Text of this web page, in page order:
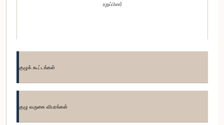
உறுப்பினர்
குழுக் கூட்டங்கள்
குழு வருகை விபரங்கள்